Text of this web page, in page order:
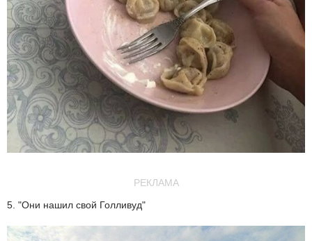
РЕКЛАМА
5. "Они нашил свой Голливуд"